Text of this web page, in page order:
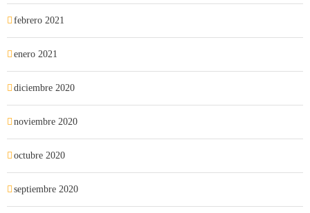
febrero 2021
enero 2021
diciembre 2020
noviembre 2020
octubre 2020
septiembre 2020